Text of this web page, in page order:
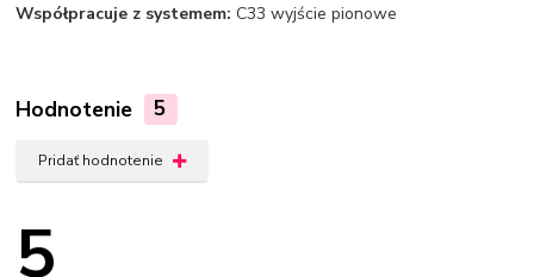
Współpracuje z systemem: C33 wyjście pionowe
Hodnotenie 5
Pridať hodnotenie
5